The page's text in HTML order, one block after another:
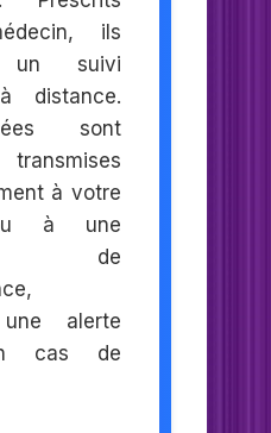
ils
un suivi
distance.
sont
à votre
à une
de
alerte
cas de